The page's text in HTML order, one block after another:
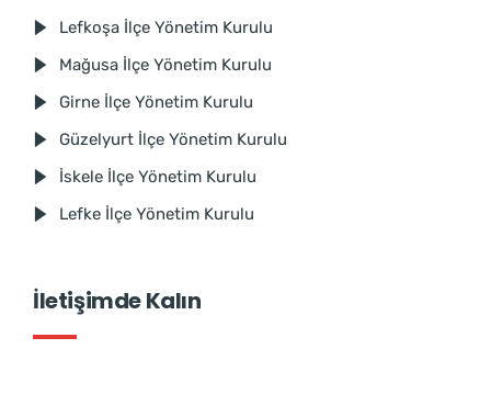
Lefkoşa İlçe Yönetim Kurulu
Mağusa İlçe Yönetim Kurulu
Girne İlçe Yönetim Kurulu
Güzelyurt İlçe Yönetim Kurulu
İskele İlçe Yönetim Kurulu
Lefke İlçe Yönetim Kurulu
İletişimde Kalın